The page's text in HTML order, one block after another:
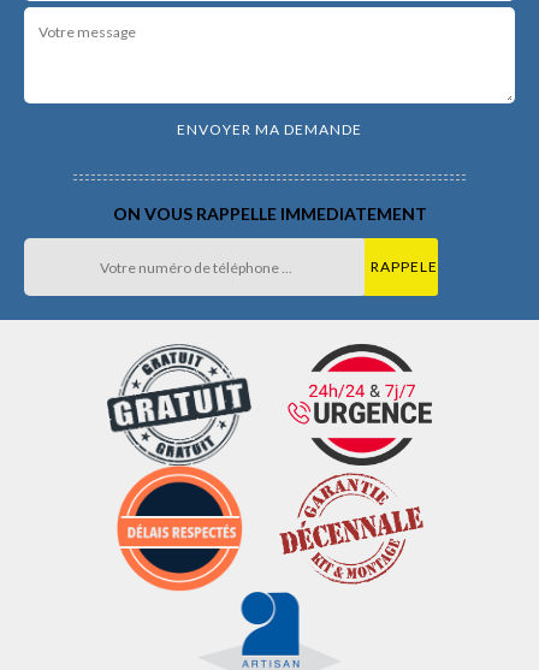
ON VOUS RAPPELLE IMMEDIATEMENT